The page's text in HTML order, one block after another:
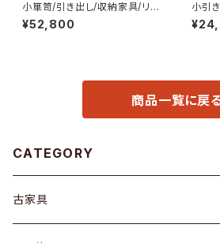
小箪笥/引き出し/収納家具/リビ
ングボード/No.0263
¥52,800
小引
小物
商品一覧に戻
CATEGORY
古家具